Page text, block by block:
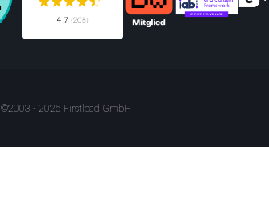
©2003 - 2026 Firstlead GmbH